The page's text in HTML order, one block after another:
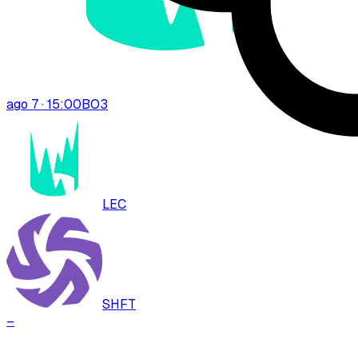
ago 7 · 15:00BO3
LEC
SHFT
–